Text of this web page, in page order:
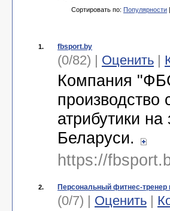
Сортировать по: Популярности |
1. fbsport.by
(0/82) | Оценить |
Компания
атрибутики
Беларуси.
https://
2. Персональный фитнес-тренер
(0/7) | Оценить |